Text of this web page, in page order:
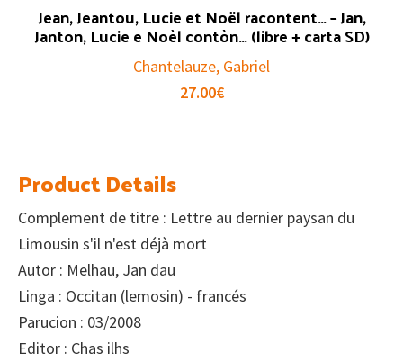
Jean, Jeantou, Lucie et Noël racontent… – Jan,
Janton, Lucie e Noèl contòn… (libre + carta SD)
Chantelauze, Gabriel
27.00€
Product Details
Complement de titre : Lettre au dernier paysan du
Limousin s'il n'est déjà mort
Autor : Melhau, Jan dau
Linga : Occitan (lemosin) - francés
Parucion : 03/2008
Editor : Chas ilhs